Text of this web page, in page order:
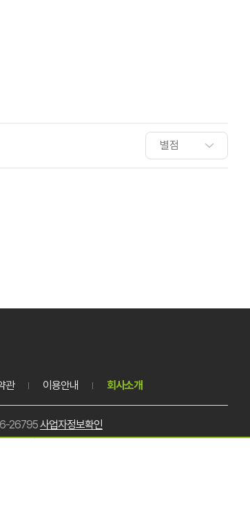
관 이용안내 회사소개
26795사업자정보확인
4939
메일 : samboopack@naver.com